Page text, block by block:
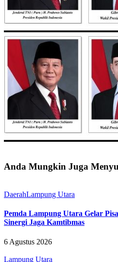
Anda Mungkin Juga
DaerahLampung Utara
Pemda Lampung Utara Gelar
Sinergi Jaga Kamtibmas
6 Agustus 2026
Lampung Utara